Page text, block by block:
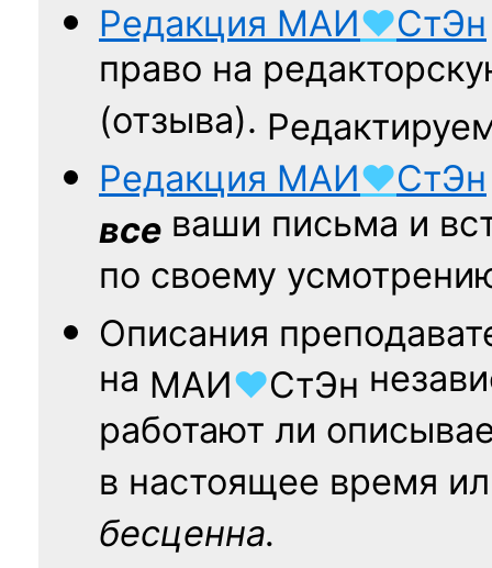
Редакция МАИ♥СтЭн
право на
(отзыва).
Редакция МАИ♥СтЭн
все ваши письма и
по своему
Описания
на МАИ♥СтЭн
работают ли
в настоящее время
бесценна.